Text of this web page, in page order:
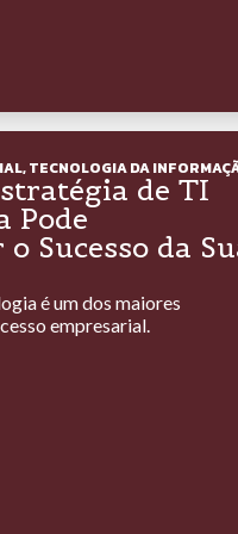
,TECNOLOGIA DA
de TI
Pode
Sucesso da
é um dos maiores
empresarial.